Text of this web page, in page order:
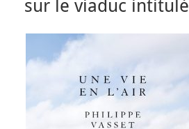
sur le viaduc intitulé